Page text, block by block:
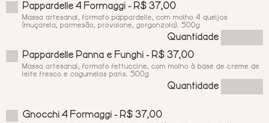
Pappardelle 4 Formaggi - R$ 37,00
Quantidade
Massa artesanal, formato pappardelle, com molho 4 queijos
(muçarela, parmesão, provolone, gorgonzola). 500g
Pappardelle Panna e Funghi - R$ 37,00
Quantidade
Massa artesanal, formato fettuccine, com molho à base de creme de
leite fresco e cogumelos paris. 500g
Gnocchi 4 Formaggi - R$ 37,00